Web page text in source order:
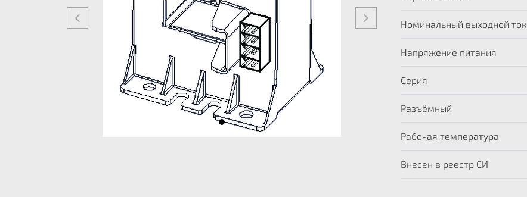
Номинальный выходной ток
Напряжение питания
Серия
Разъёмный
Рабочая температура
Внесен в реестр СИ